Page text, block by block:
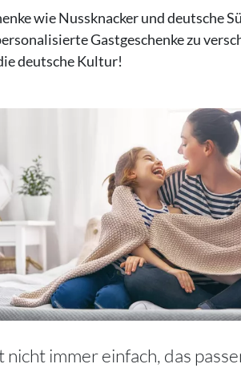
wie Nussknacker und deutsche
Gastgeschenke zu
deutsche Kultur!
nicht immer einfach, das